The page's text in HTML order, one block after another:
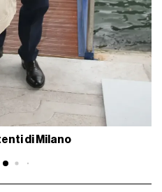
di Milano